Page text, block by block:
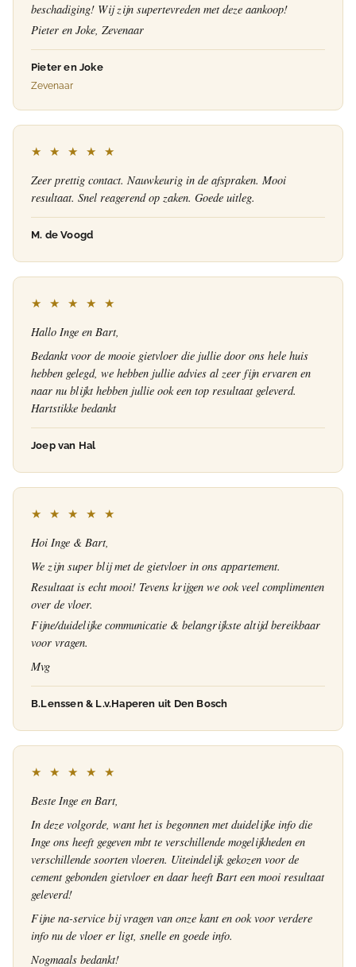
beschadiging! Wij zijn supertevreden met deze aankoop!
Pieter en Joke, Zevenaar
Pieter en Joke
Zevenaar
★ ★ ★ ★ ★
Zeer prettig contact. Nauwkeurig in de afspraken. Mooi
resultaat. Snel reagerend op zaken. Goede uitleg.
M. de Voogd
★ ★ ★ ★ ★
Hallo Inge en Bart,
Bedankt voor de mooie gietvloer die jullie door ons hele huis
hebben gelegd, we hebben jullie advies al zeer fijn ervaren en
naar nu blijkt hebben jullie ook een top resultaat geleverd.
Hartstikke bedankt
Joep van Hal
★ ★ ★ ★ ★
Hoi Inge & Bart,
We zijn super blij met de gietvloer in ons appartement.
Resultaat is echt mooi! Tevens krijgen we ook veel complimenten
over de vloer.
Fijne/duidelijke communicatie & belangrijkste altijd bereikbaar
voor vragen.
Mvg
B.Lenssen & L.v.Haperen uit Den Bosch
★ ★ ★ ★ ★
Beste Inge en Bart,
In deze volgorde, want het is begonnen met duidelijke info die
Inge ons heeft gegeven mbt te verschillende mogelijkheden en
verschillende soorten vloeren. Uiteindelijk gekozen voor de
cement gebonden gietvloer en daar heeft Bart een mooi resultaat
geleverd!
Fijne na-service bij vragen van onze kant en ook voor verdere
info nu de vloer er ligt, snelle en goede info.
Nogmaals bedankt!